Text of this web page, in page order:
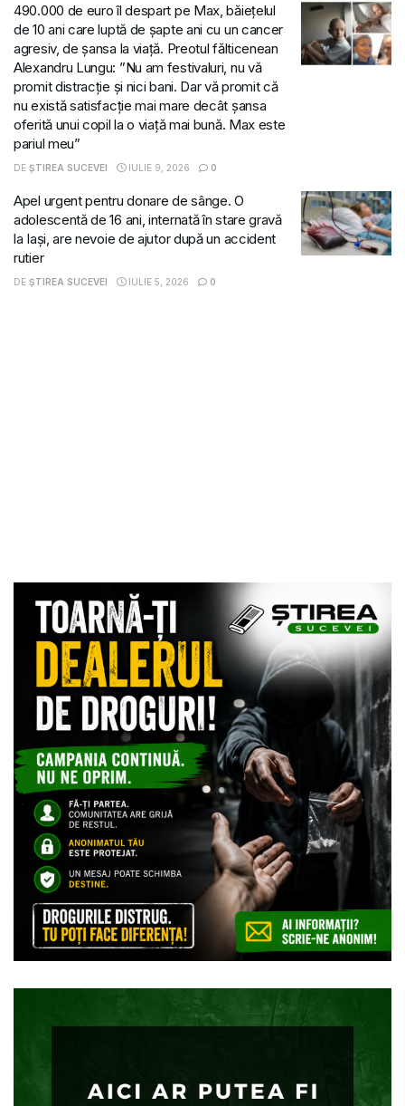
490.000 de euro îl despart pe Max, băiețelul
de 10 ani care luptă de șapte ani cu un cancer
agresiv, de șansa la viață. Preotul fălticenean
Alexandru Lungu: ”Nu am festivaluri, nu vă
promit distracție și nici bani. Dar vă promit că
nu există satisfacție mai mare decât șansa
oferită unui copil la o viață mai bună. Max este
pariul meu”
DE ȘTIREA SUCEVEI IULIE 9, 2026 0
Apel urgent pentru donare de sânge. O
adolescentă de 16 ani, internată în stare gravă
la Iași, are nevoie de ajutor după un accident
rutier
DE ȘTIREA SUCEVEI IULIE 5, 2026 0